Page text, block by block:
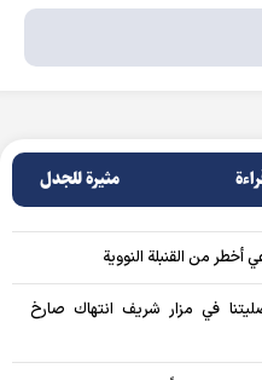
مثيرة للجدل
من القنبلة النووية
في مزار شريف انتهاك صارخ